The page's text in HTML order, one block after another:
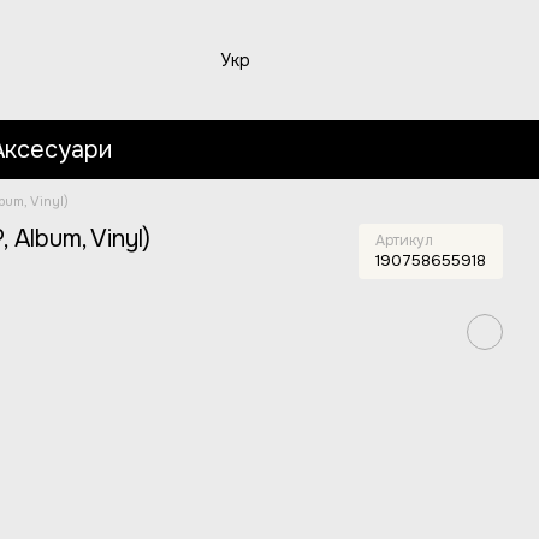
Укр
Vinyl)
Album, Vinyl) Артикул
190758655918